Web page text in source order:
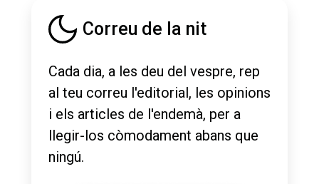
Correu de la nit
Cada dia, a les deu del vespre, rep
al teu correu l'editorial, les opinions
i els articles de l'endemà, per a
llegir-los còmodament abans que
ningú.